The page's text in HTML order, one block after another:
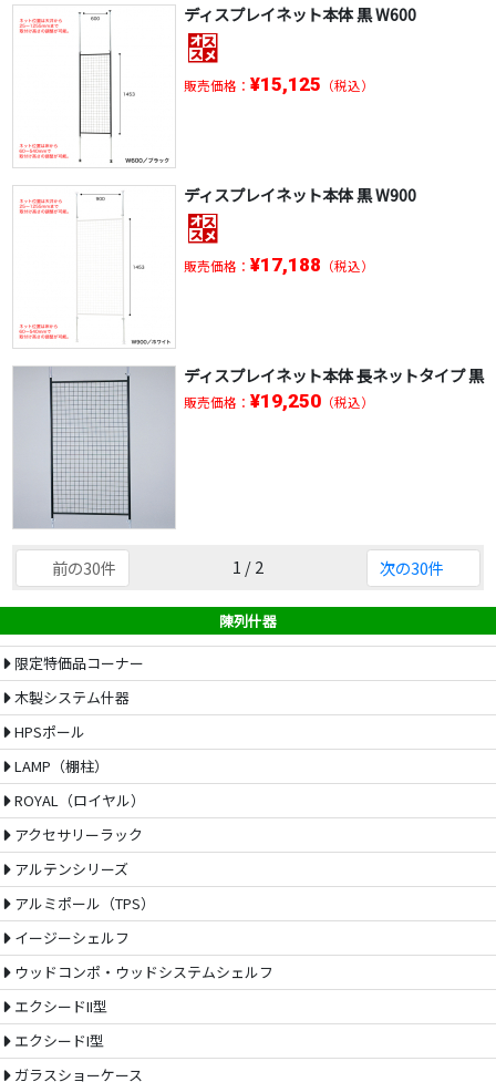
ディスプレイネット本体 黒 W600
販売価格： ¥15,125 （税込）
ディスプレイネット本体 黒 W900
販売価格： ¥17,188 （税込）
ディスプレイネット本体 長ネットタイプ 黒
販売価格： ¥19,250（税込）
前の30件 1 / 2 次の30件
陳列什器
限定特価品コーナー
木製システム什器
HPSポール
LAMP（棚柱）
ROYAL（ロイヤル）
アクセサリーラック
アルテンシリーズ
アルミポール（TPS）
イージーシェルフ
ウッドコンポ・ウッドシステムシェルフ
エクシードII型
エクシードI型
ガラスショーケース